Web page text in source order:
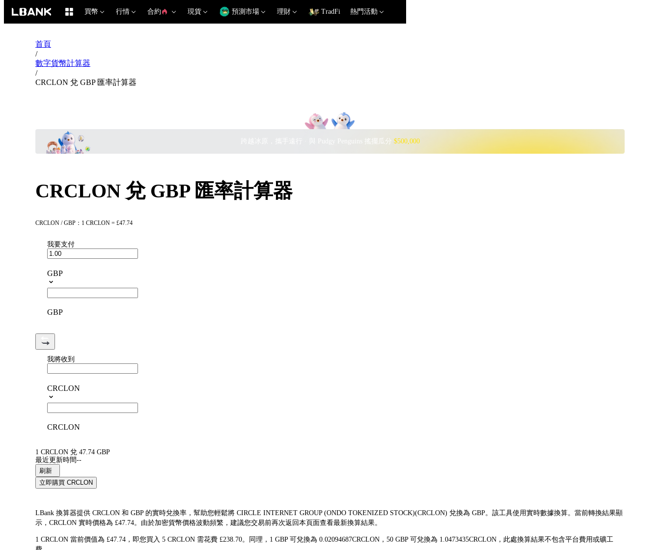
買幣 行情 合約 現貨 預測市場 理財 TradFi 熱門活動
首頁
/
數字貨幣計算器
/
CRCLON 兌 GBP 匯率計算器
跨越冰原，攜手遠行 · 與 Pudgy Penguins 搖擺瓜分 $500,000
CRCLON 兌 GBP 匯率計算器
CRCLON / GBP：1 CRCLON = £47.74
我要支付
GBP
GBP
我將收到
CRCLON
CRCLON
1 CRCLON 兌 47.74 GBP
最近更新時間--
刷新
立即購買 CRCLON
LBank 換算器提供 CRCLON 和 GBP 的實時兌換率，幫助您輕鬆將 CIRCLE INTERNET GROUP (ONDO TOKENIZED STOCK)(CRCLON) 兌換為 GBP。該工具使用實時數據換算。當前轉換結果顯
示，CRCLON 實時價格為 £47.74。由於加密貨幣價格波動頻繁，建議您交易前再次返回本頁面查看最新換算結果。
1 CRCLON 當前價值為 £47.74，即您買入 5 CRCLON 需花費 £238.70。同理，1 GBP 可兌換為 0.02094687CRCLON，50 GBP 可兌換為 1.0473435CRCLON，此處換算結果不包含平台費用或礦工